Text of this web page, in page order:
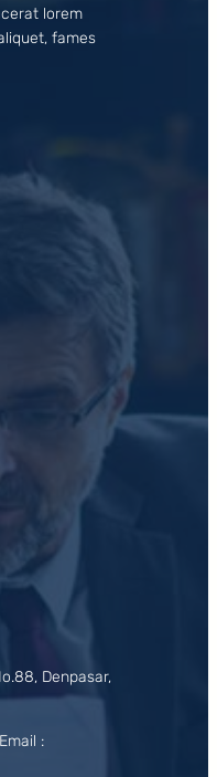
lorem
fames
Denpasar,
: